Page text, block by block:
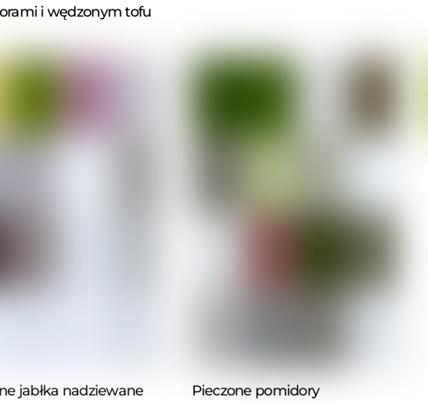
i wędzonym tofu
jabłka nadziewane
Pieczone pomidory